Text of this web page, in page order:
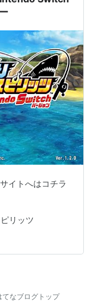
して…
イトへはコチラ
リッツ
てなブログトップ